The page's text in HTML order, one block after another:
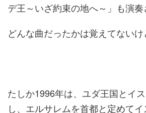
デ王～いざ約束の地へ～」も演奏
どんな曲だったかは覚えてないけ
たしか1996年は、ユダ王国とイ
し、エルサレムを首都と定めて